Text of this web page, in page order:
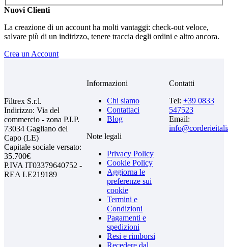
Nuovi Clienti
La creazione di un account ha molti vantaggi: check-out veloce,
salvare più di un indirizzo, tenere traccia degli ordini e altro ancora.
Crea un Account
Filtrex S.r.l.
Indirizzo: Via del
commercio - zona P.I.P.
73034 Gagliano del
Capo (LE)
Capitale sociale versato:
35.700€
P.IVA IT03379640752 -
REA LE219189
Informazioni
Chi siamo
Contattaci
Blog
Note legali
Privacy Policy
Cookie Policy
Aggiorna le
preferenze sui
cookie
Termini e
Condizioni
Pagamenti e
spedizioni
Resi e rimborsi
Contatti
Tel: +39 0833
547523
Email: